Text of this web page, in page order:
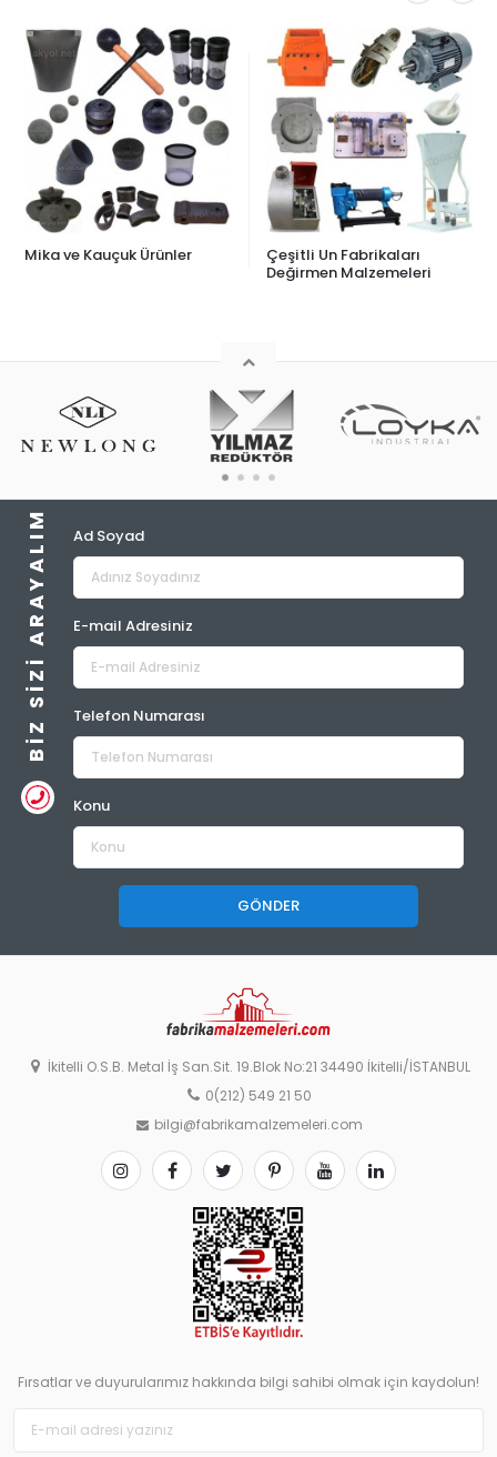
Çeşitli Un Fabrikaları
Değirmen Malzemeleri
Vals Topları
Dişlileri
BIZ SIZI ARAYALIM Ad Soyad
E-mail Adresiniz
Telefon Numarası
Konu
GÖNDER
İkitelli O.S.B. Metal İş San.Sit. 19.Blok No:21 34490 İkitelli/İSTANBUL
0(212) 549 21 50
bilgi@fabrikamalzemeleri.com
Fırsatlar ve duyurularımız hakkında bilgi sahibi olmak için kaydolun!